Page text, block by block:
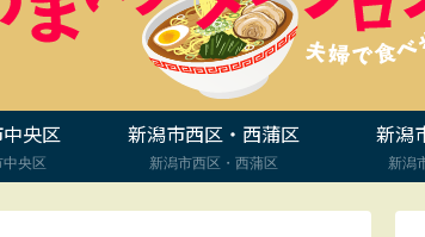
央区
央区
新潟市西区・西蒲区
新潟市西区・西蒲区
新潟
新潟